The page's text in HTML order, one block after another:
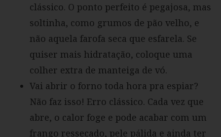
clássico. O ponto perfeito é pegajosa, mas
soltinha, como grumos de pão velho, e
não aquela farofa seca que esfarela. Se
quiser mais hidratação, coloque uma
colher extra de manteiga de vó.
Vai abrir o forno toda hora pra espiar?
Não faz isso! Erro clássico. Cada vez que
abre, o calor foge e pode acabar com um
frango ressecado, pele pálida e ainda ter